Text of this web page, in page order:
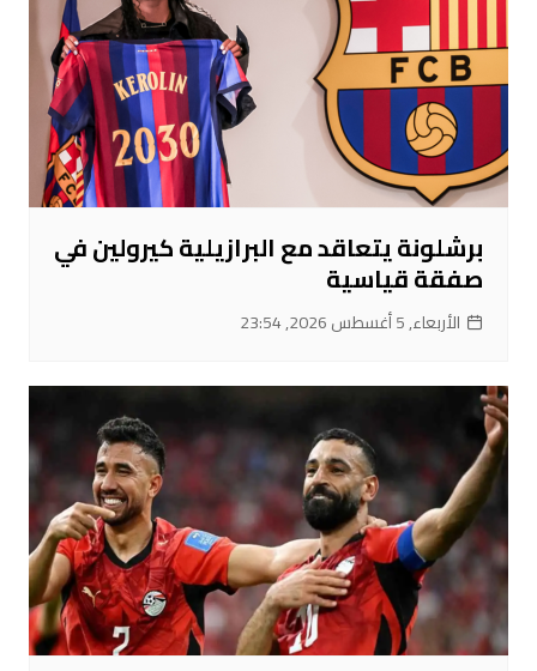
برشلونة يتعاقد مع البرازيلية كيرولين في
صفقة قياسية
الأربعاء, 5 أغسطس 2026, 23:54